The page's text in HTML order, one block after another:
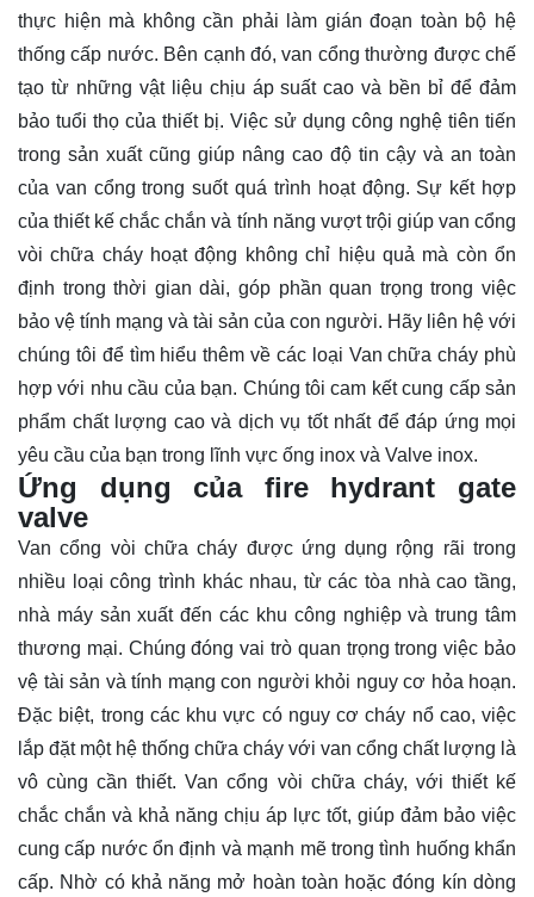
thực hiện mà không cần phải làm gián đoạn toàn bộ hệ
thống cấp nước. Bên cạnh đó, van cổng thường được chế
tạo từ những vật liệu chịu áp suất cao và bền bỉ để đảm
bảo tuổi thọ của thiết bị. Việc sử dụng công nghệ tiên tiến
trong sản xuất cũng giúp nâng cao độ tin cậy và an toàn
của van cổng trong suốt quá trình hoạt động. Sự kết hợp
của thiết kế chắc chắn và tính năng vượt trội giúp van cổng
vòi chữa cháy hoạt động không chỉ hiệu quả mà còn ổn
định trong thời gian dài, góp phần quan trọng trong việc
bảo vệ tính mạng và tài sản của con người. Hãy liên hệ với
chúng tôi để tìm hiểu thêm về các loại Van chữa cháy phù
hợp với nhu cầu của bạn. Chúng tôi cam kết cung cấp sản
phẩm chất lượng cao và dịch vụ tốt nhất để đáp ứng mọi
yêu cầu của bạn trong lĩnh vực ống inox và Valve inox.
Ứng dụng của fire hydrant gate
valve
Van cổng vòi chữa cháy được ứng dụng rộng rãi trong
nhiều loại công trình khác nhau, từ các tòa nhà cao tầng,
nhà máy sản xuất đến các khu công nghiệp và trung tâm
thương mại. Chúng đóng vai trò quan trọng trong việc bảo
vệ tài sản và tính mạng con người khỏi nguy cơ hỏa hoạn.
Đặc biệt, trong các khu vực có nguy cơ cháy nổ cao, việc
lắp đặt một hệ thống chữa cháy với van cổng chất lượng là
vô cùng cần thiết. Van cổng vòi chữa cháy, với thiết kế
chắc chắn và khả năng chịu áp lực tốt, giúp đảm bảo việc
cung cấp nước ổn định và mạnh mẽ trong tình huống khẩn
cấp. Nhờ có khả năng mở hoàn toàn hoặc đóng kín dòng